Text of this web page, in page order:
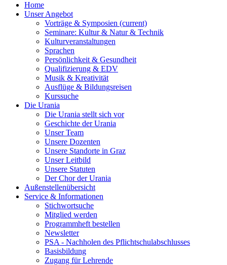
Home
Unser Angebot
Vorträge & Symposien (current)
Seminare: Kultur & Natur & Technik
Kulturveranstaltungen
Sprachen
Persönlichkeit & Gesundheit
Qualifizierung & EDV
Musik & Kreativität
Ausflüge & Bildungsreisen
Kurssuche
Die Urania
Die Urania stellt sich vor
Geschichte der Urania
Unser Team
Unsere Dozenten
Unsere Standorte in Graz
Unser Leitbild
Unsere Statuten
Der Chor der Urania
Außenstellenübersicht
Service & Informationen
Stichwortsuche
Mitglied werden
Programmheft bestellen
Newsletter
PSA - Nachholen des Pflichtschulabschlusses
Basisbildung
Zugang für Lehrende